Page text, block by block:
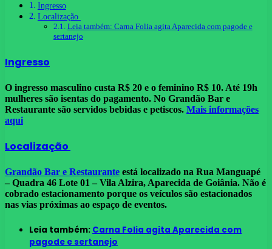
Ingresso
Localização
Leia também: Carna Folia agita Aparecida com pagode e
sertanejo
Ingresso
O ingresso masculino custa R$ 20 e o feminino R$ 10. Até 19h
mulheres são isentas do pagamento. No Grandão Bar e
Restaurante são servidos bebidas e petiscos. Mais informações
aqui
Localização
Grandão Bar e Restaurante está localizado na Rua Manguapé
– Quadra 46 Lote 01 – Vila Alzira, Aparecida de Goiânia. Não é
cobrado estacionamento porque os veículos são estacionados
nas vias próximas ao espaço de eventos.
Leia também: Carna Folia agita Aparecida com
pagode e sertanejo